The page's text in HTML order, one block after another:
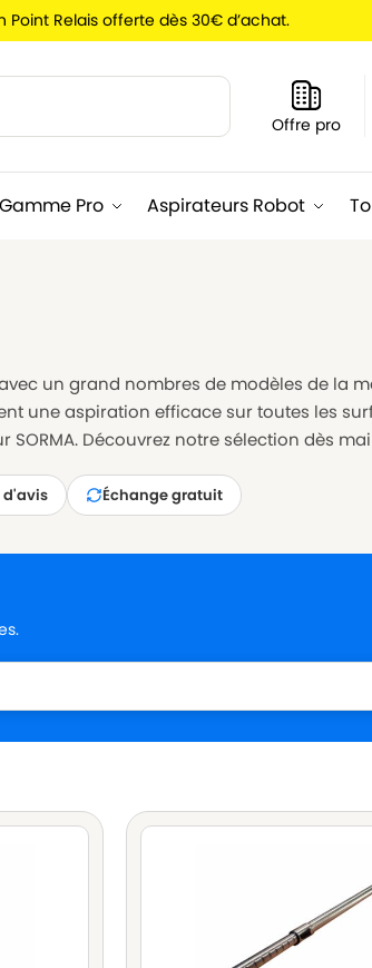
Point Relais offerte dès 30€ d’achat.
Offre pro
Gamme Pro Aspirateurs Robot
un grand nombres de modèles de la
une aspiration efficace sur toutes les
Découvrez notre sélection dès
d'avis Échange gratuit